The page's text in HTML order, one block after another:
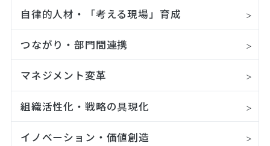
自律的人材・「考える現場」育成
つながり・部門間連携
マネジメント変革
組織活性化・戦略の具現化
イノベーション・価値創造